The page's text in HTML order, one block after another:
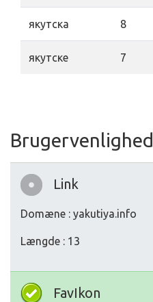
якутска 8
якутске 7
Brugervenlighed
Link
Domæne : yakutiya.info
Længde : 13
FavIkon